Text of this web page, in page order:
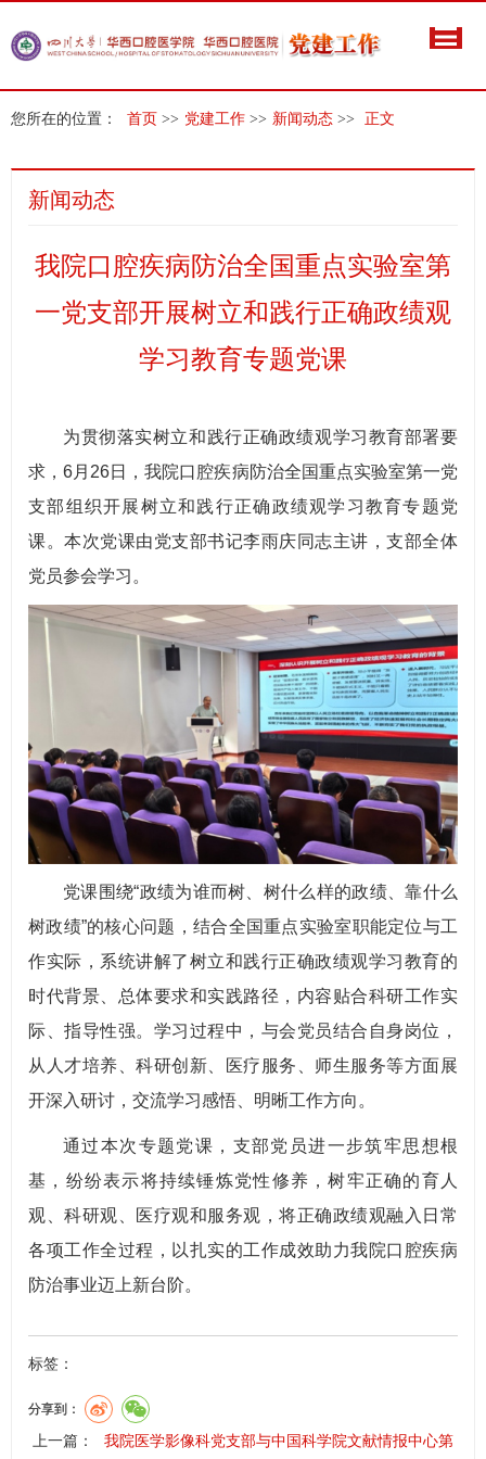
您所在的位置： 首页 >> 党建工作 >> 新闻动态 >> 正文
新闻动态
我院口腔疾病防治全国重点实验室第
一党支部开展树立和践行正确政绩观
学习教育专题党课
为贯彻落实树立和践行正确政绩观学习教育部署要
求，6月26日，我院口腔疾病防治全国重点实验室第一党
支部组织开展树立和践行正确政绩观学习教育专题党
课。本次党课由党支部书记李雨庆同志主讲，支部全体
党员参会学习。
党课围绕“政绩为谁而树、树什么样的政绩、靠什么
树政绩”的核心问题，结合全国重点实验室职能定位与工
作实际，系统讲解了树立和践行正确政绩观学习教育的
时代背景、总体要求和实践路径，内容贴合科研工作实
际、指导性强。学习过程中，与会党员结合自身岗位，
从人才培养、科研创新、医疗服务、师生服务等方面展
开深入研讨，交流学习感悟、明晰工作方向。
通过本次专题党课，支部党员进一步筑牢思想根
基，纷纷表示将持续锤炼党性修养，树牢正确的育人
观、科研观、医疗观和服务观，将正确政绩观融入日常
各项工作全过程，以扎实的工作成效助力我院口腔疾病
防治事业迈上新台阶。
标签：
分享到：
上一篇：
我院医学影像科党支部与中国科学院文献情报中心第